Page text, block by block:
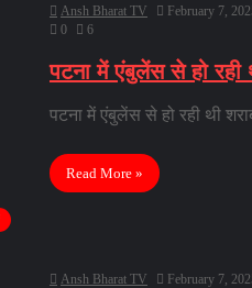
Ansh Bharat TV
February 7,
0
6
पटना में एंबुलेंस से हो
पटना में एंबुलेंस से हो रही थी
Read More »
Ansh Bharat TV
February 7,